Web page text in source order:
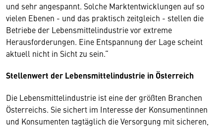
und sehr angespannt. Solche Marktentwicklungen auf so
vielen Ebenen - und das praktisch zeitgleich - stellen die
Betriebe der Lebensmittelindustrie vor extreme
Herausforderungen. Eine Entspannung der Lage scheint
aktuell nicht in Sicht zu sein.“
Stellenwert der Lebensmittelindustrie in Österreich
Die Lebensmittelindustrie ist eine der größten Branchen
Österreichs. Sie sichert im Interesse der Konsumentinnen
und Konsumenten tagtäglich die Versorgung mit sicheren,